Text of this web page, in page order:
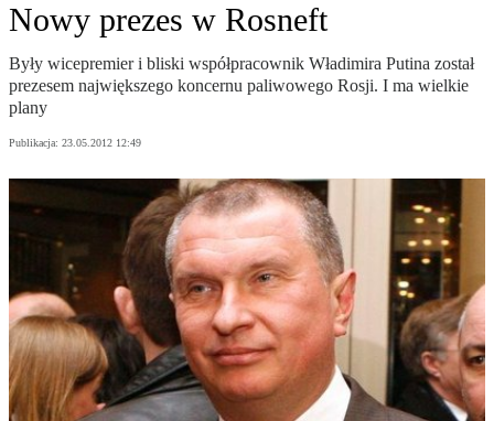
Nowy prezes w Rosneft
Były wicepremier i bliski współpracownik Władimira Putina został
prezesem największego koncernu paliwowego Rosji. I ma wielkie
plany
Publikacja: 23.05.2012 12:49